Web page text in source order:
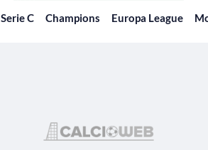
Serie C Champions Europa League